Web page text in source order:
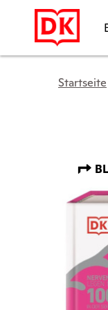
Startseite